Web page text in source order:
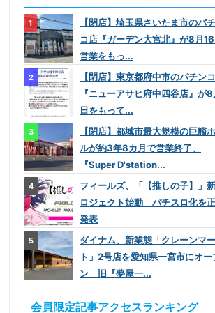
【閉店】埼玉県さいたま市のパ
コ店『ガーデン大宮北』が8月
営業をもっ...
【閉店】東京都府中市のパチン
『ニューアサヒ府中四谷店』が
日をもって...
【閉店】都城市最大規模の巨艦
ルが約3年8カ月で営業終了、
『Super D'station...
フィールズ、「【推しの子】」
ロジェクト始動 パチスロ化を
発表
ダイナム、新業態「クレーンマー
ト」2号店を愛知県一宮市にオー
ン 旧『夢屋一...
会員限定記事アクセスランキング